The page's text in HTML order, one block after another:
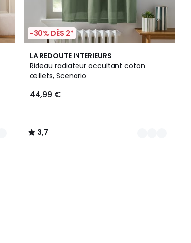
-30% DÈS 2*
LA REDOUTE INTERIEURS
Rideau radiateur occultant coton
œillets, Scenario
44,99 €
3,7
/ 5
3
Couleurs
3,7
/